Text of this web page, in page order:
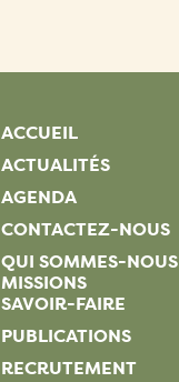
ACCUEIL
ACTUALITÉS
AGENDA
CONTACTEZ-NOUS
QUI SOMMES-NOUS
MISSIONS
SAVOIR-FAIRE
PUBLICATIONS
RECRUTEMENT